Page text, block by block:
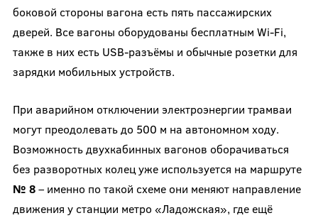
боковой стороны вагона есть пять пассажирских
дверей. Все вагоны оборудованы бесплатным Wi-Fi,
также в них есть USB-разъёмы и обычные розетки для
зарядки мобильных устройств.
При аварийном отключении электроэнергии трамваи
могут преодолевать до 500 м на автономном ходу.
Возможность двухкабинных вагонов оборачиваться
без разворотных колец уже используется на маршруте
№ 8– именно по такой схеме они меняют направление
движения у станции метро «Ладожская», где ещё